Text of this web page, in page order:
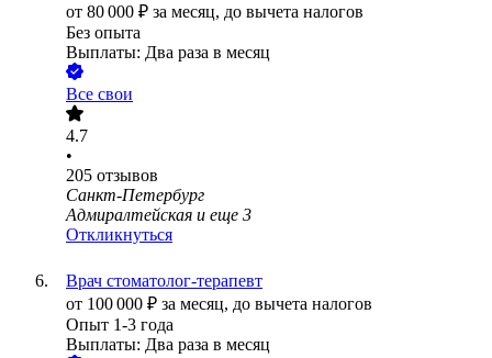
от 80 000 ₽ за месяц, до вычета налогов
Без опыта
Выплаты: Два раза в месяц
Все свои
4.7
•
205 отзывов
Санкт-Петербург
Адмиралтейская и еще 3
Откликнуться
Врач стоматолог-терапевт
от 100 000 ₽ за месяц, до вычета налогов
Опыт 1-3 года
Выплаты: Два раза в месяц